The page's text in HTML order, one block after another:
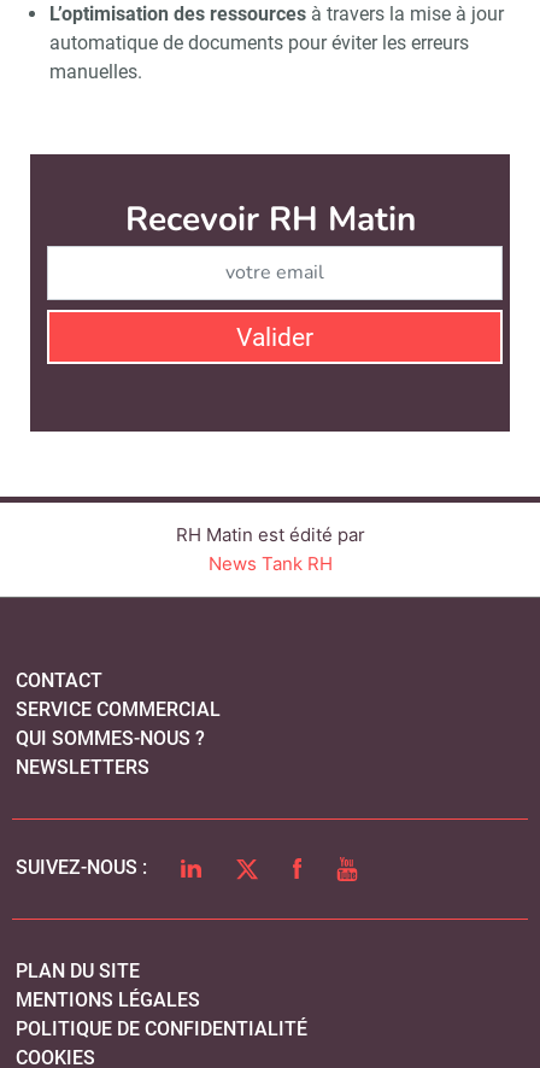
L’optimisation des ressourcesà travers la mise à jour
automatique de documents pour éviter les erreurs
manuelles.
RH Matin est édité par
News Tank RH
QUI SOMMES-NOUS ?
LINKEDINTWITTERFACEBOOK
PLAN DU SITE
MENTIONS LÉGALES
POLITIQUE DE CONFIDENTIALITÉ
COOKIES